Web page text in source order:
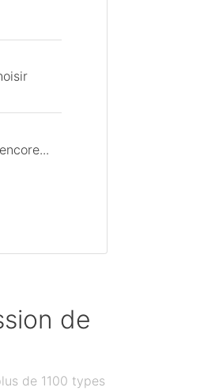
de
de 1100 types